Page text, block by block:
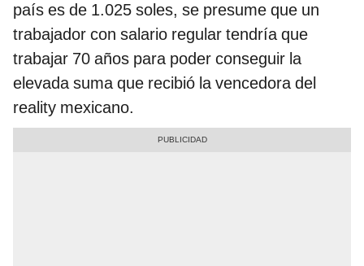
país es de 1.025 soles, se presume que un
trabajador con salario regular tendría que
trabajar 70 años para poder conseguir la
elevada suma que recibió la vencedora del
reality mexicano.